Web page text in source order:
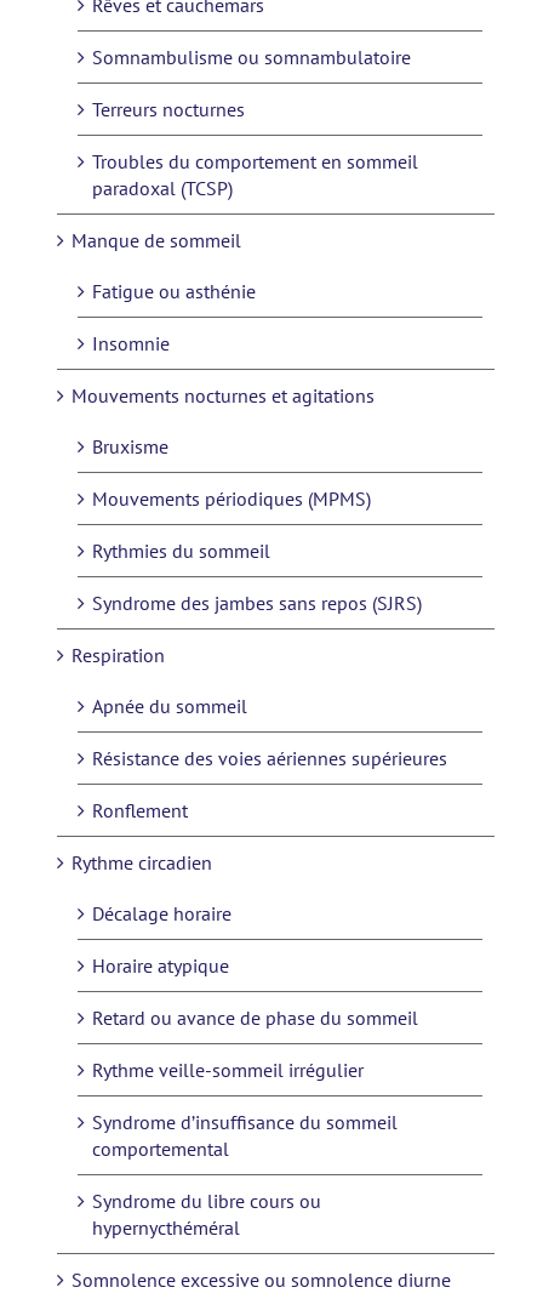
Somnambulisme ou somnambulatoire
Terreurs nocturnes
Troubles du comportement en sommeil
paradoxal (TCSP)
Manque de sommeil
Fatigue ou asthénie
Insomnie
Mouvements nocturnes et agitations
Bruxisme
Mouvements périodiques (MPMS)
Rythmies du sommeil
Syndrome des jambes sans repos (SJRS)
Respiration
Apnée du sommeil
Résistance des voies aériennes supérieures
Ronflement
Rythme circadien
Décalage horaire
Horaire atypique
Retard ou avance de phase du sommeil
Rythme veille-sommeil irrégulier
Syndrome d’insuffisance du sommeil
comportemental
Syndrome du libre cours ou
hypernycthéméral
Somnolence excessive ou somnolence diurne